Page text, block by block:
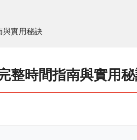
與實用秘訣
整時間指南與實用